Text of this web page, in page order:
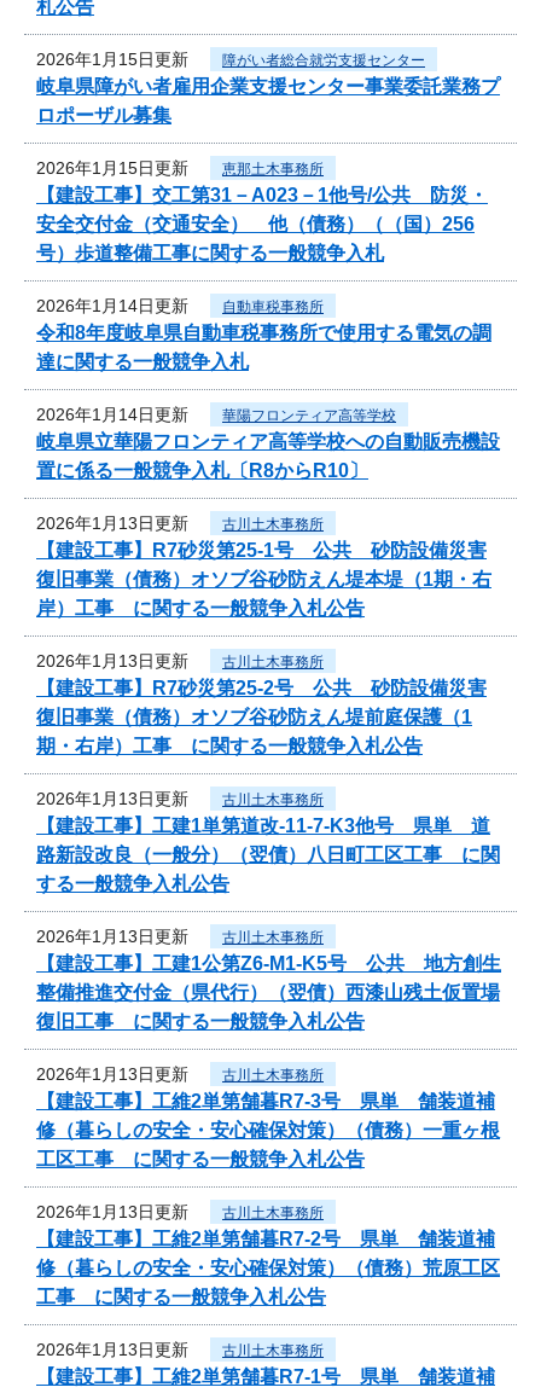
札公告
2026年1月15日更新 障がい者総合就労支援センター
岐阜県障がい者雇用企業支援センター事業委託業務プ
ロポーザル募集
2026年1月15日更新 恵那土木事務所
【建設工事】交工第31－A023－1他号/公共 防災・
安全交付金（交通安全） 他（債務）（（国）256
号）歩道整備工事に関する一般競争入札
2026年1月14日更新 自動車税事務所
令和8年度岐阜県自動車税事務所で使用する電気の調
達に関する一般競争入札
2026年1月14日更新 華陽フロンティア高等学校
岐阜県立華陽フロンティア高等学校への自動販売機設
置に係る一般競争入札〔R8からR10〕
2026年1月13日更新 古川土木事務所
【建設工事】R7砂災第25-1号 公共 砂防設備災害
復旧事業（債務）オソブ谷砂防えん堤本堤（1期・右
岸）工事 に関する一般競争入札公告
2026年1月13日更新 古川土木事務所
【建設工事】R7砂災第25-2号 公共 砂防設備災害
復旧事業（債務）オソブ谷砂防えん堤前庭保護（1
期・右岸）工事 に関する一般競争入札公告
2026年1月13日更新 古川土木事務所
【建設工事】工建1単第道改-11-7-K3他号 県単 道
路新設改良（一般分）（翌債）八日町工区工事 に関
する一般競争入札公告
2026年1月13日更新 古川土木事務所
【建設工事】工建1公第Z6-M1-K5号 公共 地方創生
整備推進交付金（県代行）（翌債）西漆山残土仮置場
復旧工事 に関する一般競争入札公告
2026年1月13日更新 古川土木事務所
【建設工事】工維2単第舗暮R7-3号 県単 舗装道補
修（暮らしの安全・安心確保対策）（債務）一重ヶ根
工区工事 に関する一般競争入札公告
2026年1月13日更新 古川土木事務所
【建設工事】工維2単第舗暮R7-2号 県単 舗装道補
修（暮らしの安全・安心確保対策）（債務）荒原工区
工事 に関する一般競争入札公告
2026年1月13日更新 古川土木事務所
【建設工事】工維2単第舗暮R7-1号 県単 舗装道補